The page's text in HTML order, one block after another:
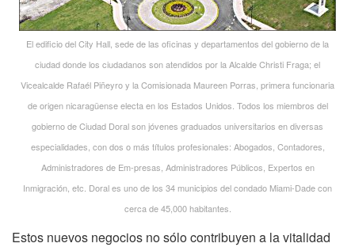
El edificio del City Hall, sede de las oficinas y departamentos del gobierno de la
ciudad donde los ciudadanos son atendidos por la Alcalde Christi Fraga; el
Vicealcalde Rafaél Piñeyro y la Comisionada Maureen Porras, primera funcionaria
de origen nicaragüense electa en los Estados Unidos. Todos los miembros del
gobierno de Ciudad Doral son jóvenes graduados universitarios en diversas
especialidades, con dos o más títulos profesionales: Abogados, Contadores,
Administradores de Em-presas, Administradores Públicos, Expertos en
Inmigración, etc. Doral es uno de los 34 municipios del condado Miami-Dade con
cerca de 45,000 habitantes.
Estos nuevos negocios no sólo contribuyen a la vitalidad